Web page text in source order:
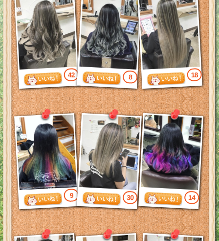
42 8 18
9 30 14